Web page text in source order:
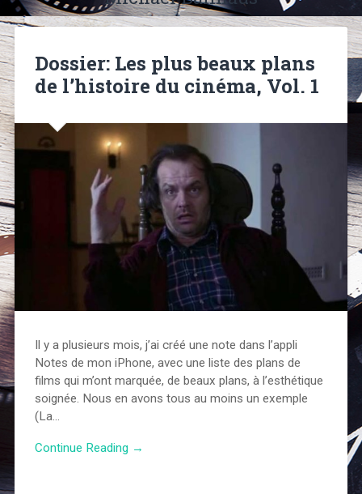
Dossier: Les plus beaux plans
de l’histoire du cinéma, Vol. 1
Il y a plusieurs mois, j’ai créé une note dans l’appli
Notes de mon iPhone, avec une liste des plans de
films qui m’ont marquée, de beaux plans, à l’esthétique
soignée. Nous en avons tous au moins un exemple
(La…
Continue Reading →